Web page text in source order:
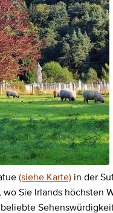
(siehe Karte) in der
Sie Irlands höchsten